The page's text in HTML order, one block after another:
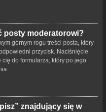
posty moderatorowi?
górnym rogu treści posta, który
przycisk. Naciśnięcie
do formularza, który po jego
znajdujący się w